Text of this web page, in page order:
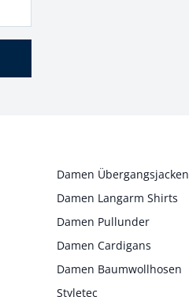
Damen Übergangsjacken
Damen Langarm Shirts
Damen Pullunder
Damen Cardigans
Damen Baumwollhosen
Styletec